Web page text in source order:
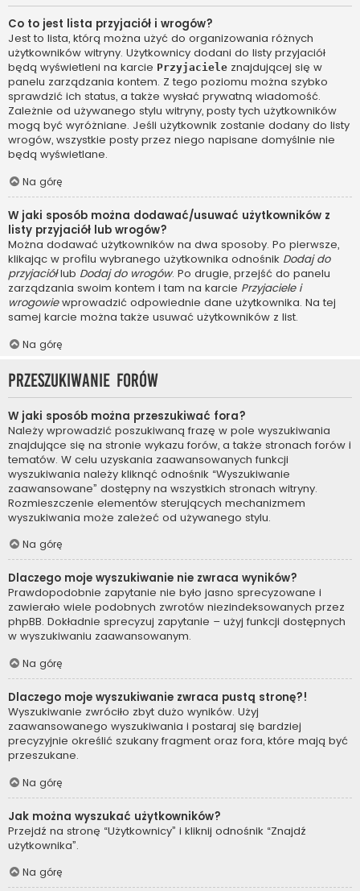
Co to jest lista przyjaciół i wrogów?
Jest to lista, którą można użyć do organizowania różnych
użytkowników witryny. Użytkownicy dodani do listy przyjaciół
będą wyświetleni na karcie Przyjaciele znajdującej się w
panelu zarządzania kontem. Z tego poziomu można szybko
sprawdzić ich status, a także wysłać prywatną wiadomość.
Zależnie od używanego stylu witryny, posty tych użytkowników
mogą być wyróżniane. Jeśli użytkownik zostanie dodany do listy
wrogów, wszystkie posty przez niego napisane domyślnie nie
będą wyświetlane.
Na górę
W jaki sposób można dodawać/usuwać użytkowników z
listy przyjaciół lub wrogów?
Można dodawać użytkowników na dwa sposoby. Po pierwsze,
klikając w profilu wybranego użytkownika odnośnik Dodaj do
przyjaciółlub Dodaj do wrogów. Po drugie, przejść do panelu
zarządzania swoim kontem i tam na karcie Przyjaciele i
wrogowiewprowadzić odpowiednie dane użytkownika. Na tej
samej karcie można także usuwać użytkowników z list.
Na górę
Przeszukiwanie forów
W jaki sposób można przeszukiwać fora?
Należy wprowadzić poszukiwaną frazę w pole wyszukiwania
znajdujące się na stronie wykazu forów, a także stronach forów i
tematów. W celu uzyskania zaawansowanych funkcji
wyszukiwania należy kliknąć odnośnik “Wyszukiwanie
zaawansowane” dostępny na wszystkich stronach witryny.
Rozmieszczenie elementów sterujących mechanizmem
wyszukiwania może zależeć od używanego stylu.
Na górę
Dlaczego moje wyszukiwanie nie zwraca wyników?
Prawdopodobnie zapytanie nie było jasno sprecyzowane i
zawierało wiele podobnych zwrotów niezindeksowanych przez
phpBB. Dokładnie sprecyzuj zapytanie – użyj funkcji dostępnych
w wyszukiwaniu zaawansowanym.
Na górę
Dlaczego moje wyszukiwanie zwraca pustą stronę?!
Wyszukiwanie zwróciło zbyt dużo wyników. Użyj
zaawansowanego wyszukiwania i postaraj się bardziej
precyzyjnie określić szukany fragment oraz fora, które mają być
przeszukane.
Na górę
Jak można wyszukać użytkowników?
Przejdź na stronę “Użytkownicy” i kliknij odnośnik “Znajdź
użytkownika”.
Na górę